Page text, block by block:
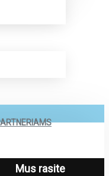
Mus rasite